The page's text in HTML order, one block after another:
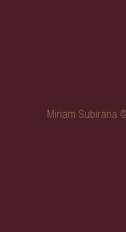
Miriam Subirana